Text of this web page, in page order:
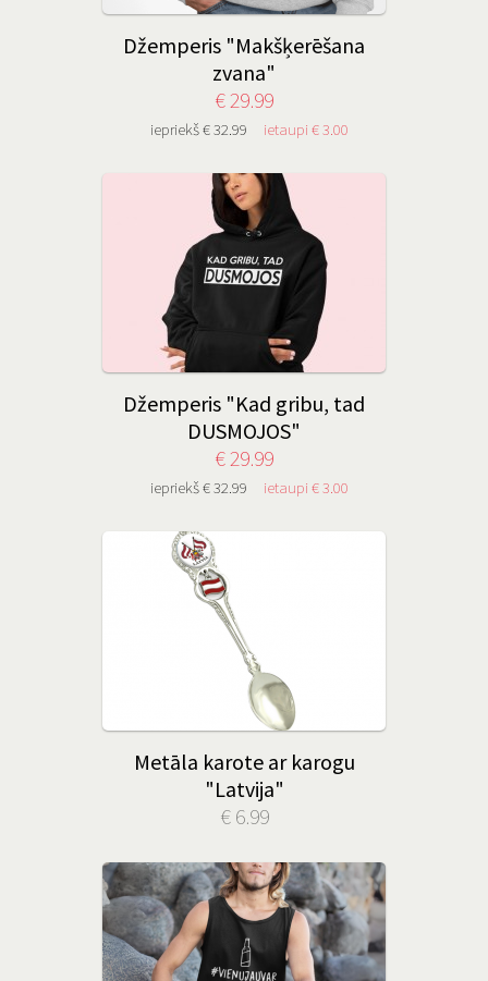
Džemperis "Makšķerēšana
zvana"
€ 29.99
iepriekš € 32.99 ietaupi € 3.00
Džemperis "Kad gribu, tad
DUSMOJOS"
€ 29.99
iepriekš € 32.99 ietaupi € 3.00
Metāla karote ar karogu
"Latvija"
€ 6.99